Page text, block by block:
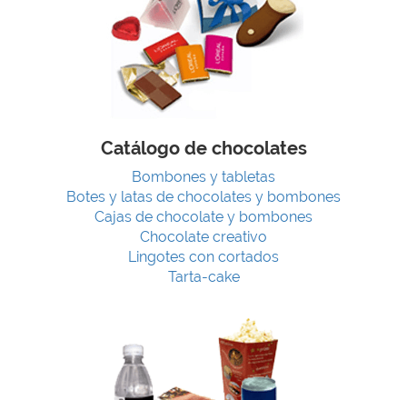
Catálogo de chocolates
Bombones y tabletas
Botes y latas de chocolates y bombones
Cajas de chocolate y bombones
Chocolate creativo
Lingotes con cortados
Tarta-cake